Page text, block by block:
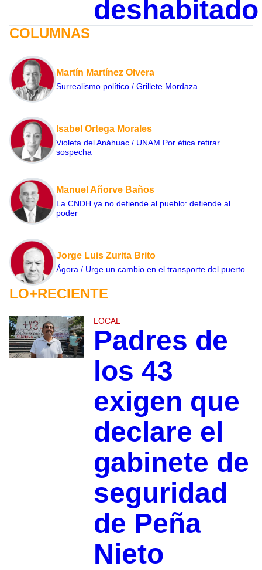
deshabitado
COLUMNAS
Martín Martínez Olvera
Surrealismo político / Grillete Mordaza
Isabel Ortega Morales
Violeta del Anáhuac / UNAM Por ética retirar
sospecha
Manuel Añorve Baños
La CNDH ya no defiende al pueblo: defiende al
poder
Jorge Luis Zurita Brito
Ágora / Urge un cambio en el transporte del puerto
LO+RECIENTE
LOCAL
Padres de
los 43
exigen que
declare el
gabinete de
seguridad
de Peña
Nieto